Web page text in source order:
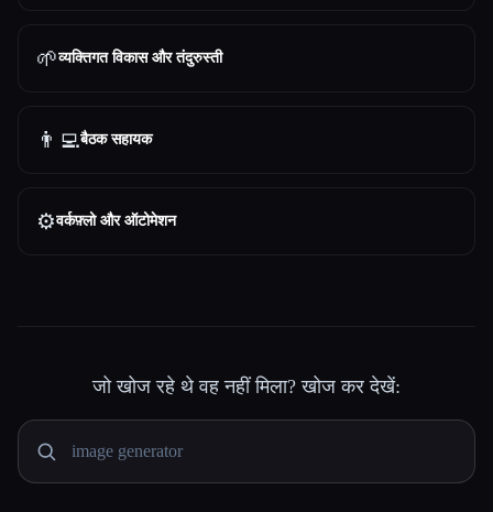
🌱व्यक्तिगत विकास और तंदुरुस्ती
👨‍💻बैठक सहायक
⚙️वर्कफ़्लो और ऑटोमेशन
जो खोज रहे थे वह नहीं मिला? खोज कर देखें: